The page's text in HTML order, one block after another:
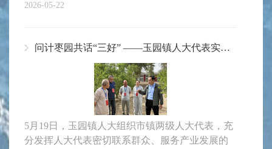
2026-05-22
问计枣园共话“三好” ——玉园镇人大代表实地调研红枣提质增效工作
5月19日，玉园镇人大组织市镇两级人大代表，充
分发挥人大代表密切联系群众、服务产业发展的